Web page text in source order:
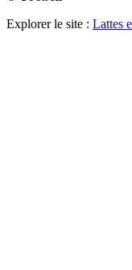
Explorer le site : Lattes